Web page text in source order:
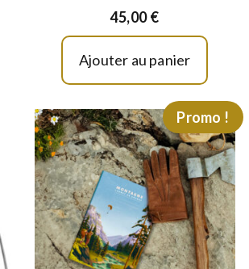
45,00€
Ajouter au panier
Promo !